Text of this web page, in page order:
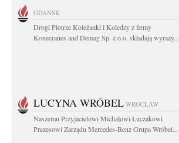
GDAŃSK
Drogi Piotrze Koleżanki i Koledzy z firmy
Konecranes and Demag Sp. z o.o. składają wyrazy...
LUCYNA WRÓBEL WROCŁAW
Naszemu Przyjacielowi Michałowi Łuczakowi
Prezesowi Zarządu Mercedes-Benz Grupa Wróbel...